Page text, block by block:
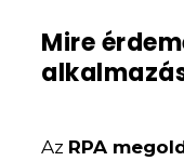
Mire
Az RPA